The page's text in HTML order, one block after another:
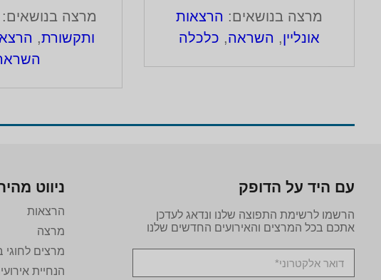
מרצה בנושאים:
ותקשורת,
מרצה בנושאים: הרצאות
אונליין, השראה, כלכלה
עם היד על הדופק
הרשמו לרשימת התפוצה שלנו ונדאג לעדכן
אתכם בכל המרצים והאירועים החדשים שלנו
ניווט
הרצאות
מרצה
מרצים לחוגי
הנחיית